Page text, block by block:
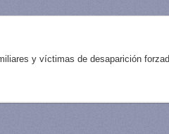
y víctimas de desaparición